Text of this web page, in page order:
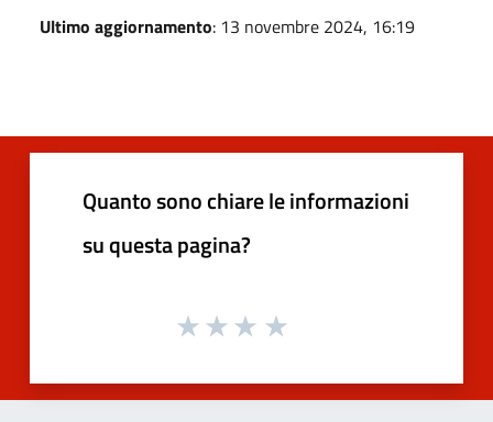
Ultimo aggiornamento: 13 novembre 2024, 16:19
Quanto sono chiare le informazioni
su questa pagina?